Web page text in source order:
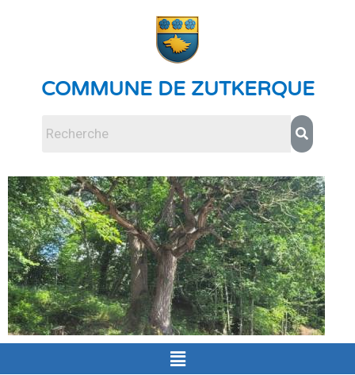
COMMUNE DE ZUTKERQUE